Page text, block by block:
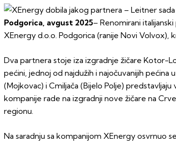
Podgorica, avgust 2025– Renomirani
XEnergy d.o.o. Podgorica (ranije Novi Volvox),
Dva partnera stoje iza izgradnje žičare Kotor-
pećini, jednoj od najdužih i najočuvanijih
(Mojkovac) i Cmiljača (Bijelo Polje)
kompanije rade na izgradnji nove žičare na
regionu.
Na saradnju sa kompanijom XEnergy osvrnuo se